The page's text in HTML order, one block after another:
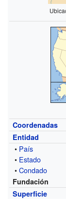
Coordenadas
Entidad
• País
• Estado
•Condado
Fundación
Superficie